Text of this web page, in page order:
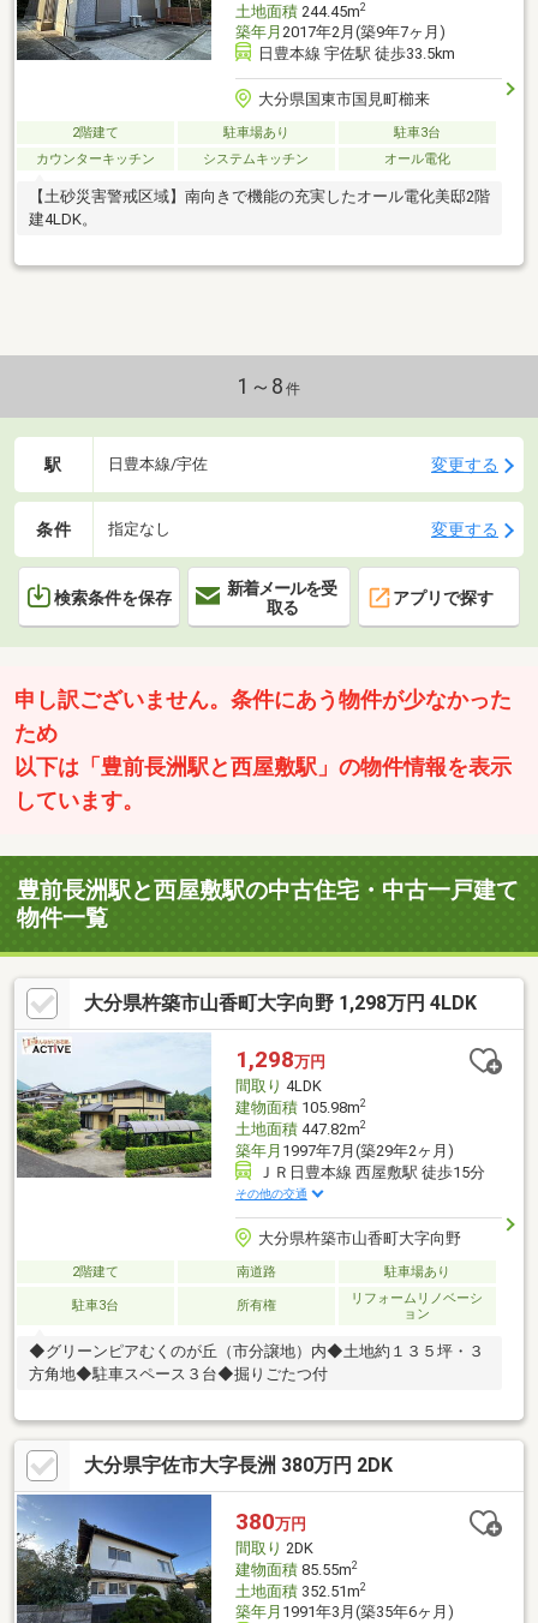
土地面積244.45m2
築年月 2017年2月(築9年7ヶ月)
日豊本線 宇佐駅 徒歩33.5km
大分県国東市国見町櫛来
2階建て 駐車場あり
駐車3台
カウンターキッチン
システムキッチン オール電化
【土砂災害警戒区域】南向きで機能の充実したオール電化美邸2階
建4LDK。
1～8 件
駅 日豊本線/宇佐 変更する
条件 指定なし 変更する
検索条件を保存
新着メールを受
取る
アプリで探す
申し訳ございません。条件にあう物件が少なかった
ため
以下は「豊前長洲駅と西屋敷駅」の物件情報を表示
しています。
豊前長洲駅と西屋敷駅の中古住宅・中古一戸建て
物件一覧
大分県杵築市山香町大字向野 1,298万円 4LDK
1,298万円
間取り 4LDK
建物面積105.98m2
土地面積447.82m2
築年月 1997年7月(築29年2ヶ月)
ＪＲ日豊本線 西屋敷駅 徒歩15分
その他の交通
大分県杵築市山香町大字向野
2階建て 南道路 駐車場あり
駐車3台 所有権
リフォームリノベーシ
ョン
◆グリーンピアむくのが丘（市分譲地）内◆土地約１３５坪・３
方角地◆駐車スペース３台◆掘りごたつ付
大分県宇佐市大字長洲 380万円 2DK
380万円
間取り 2DK
建物面積85.55m2
土地面積352.51m2
築年月 1991年3月(築35年6ヶ月)